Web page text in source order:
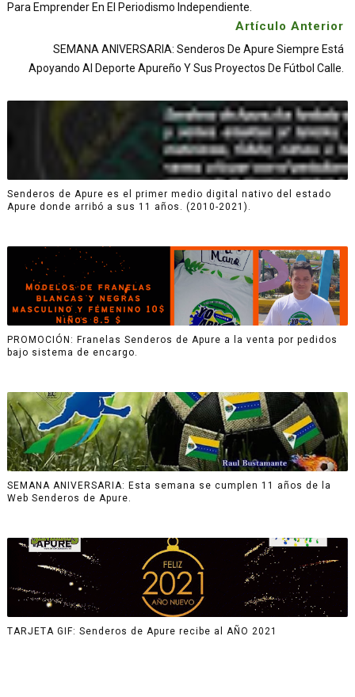
Para Emprender En El Periodismo Independiente.
Artículo Anterior
SEMANA ANIVERSARIA: Senderos De Apure Siempre Está
Apoyando Al Deporte Apureño Y Sus Proyectos De Fútbol Calle.
Senderos de Apure es el primer medio digital nativo del estado
Apure donde arribó a sus 11 años. (2010-2021).
PROMOCIÓN: Franelas Senderos de Apure a la venta por pedidos
bajo sistema de encargo.
SEMANA ANIVERSARIA: Esta semana se cumplen 11 años de la
Web Senderos de Apure.
TARJETA GIF: Senderos de Apure recibe al AÑO 2021